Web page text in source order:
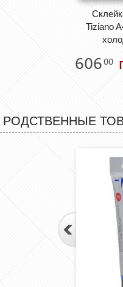
Tiziano
60600
РОДСТВЕННЫЕ